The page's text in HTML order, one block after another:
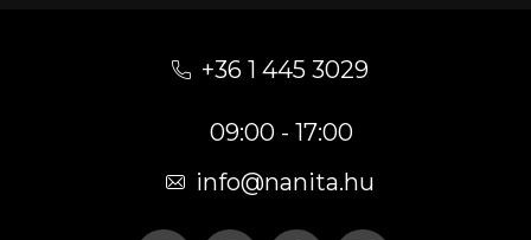
+36 1 445 3029
09:00 - 17:00
info@nanita.hu